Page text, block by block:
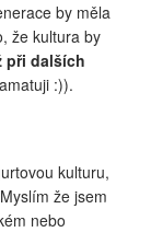
by měla
že kultura by
při dalších
:)).
kulturu,
že jsem
nebo